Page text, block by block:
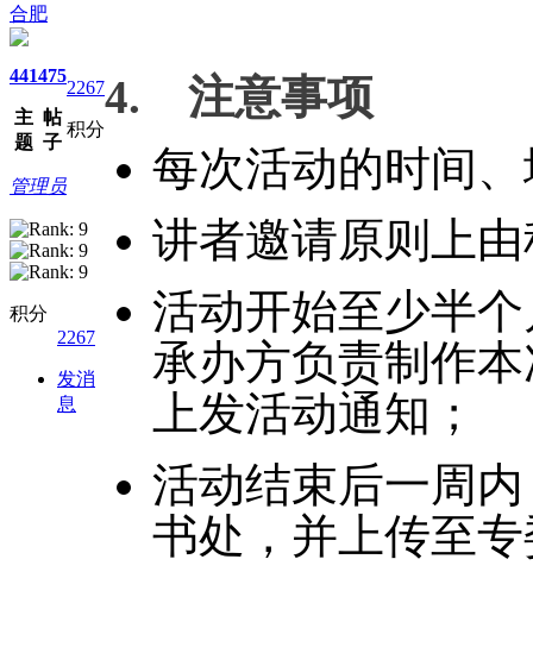
合肥
441
主
题
475
帖
子
2267
积分
管理员
积分
2267
发消
息
4. 注意事项
每次活动的时间
讲者邀请原则上
活动开始至少半
承办方负责制作
上发活动通知；
活动结束后一周
书处，并上传至